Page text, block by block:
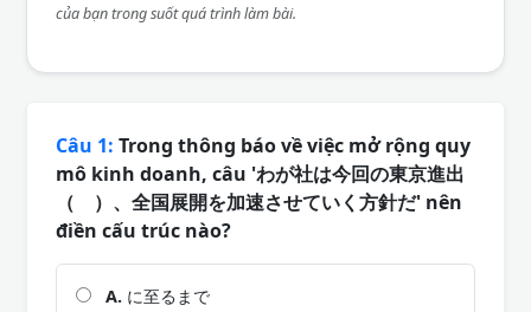
của bạn trong suốt quá trình làm bài.
Câu 1: Trong thông báo về việc mở rộng quy
mô kinh doanh, câu 'わが社は今回の東京進出
（ ）、全国展開を加速させていく方針だ' nên
điền cấu trúc nào?
A. に至るまで